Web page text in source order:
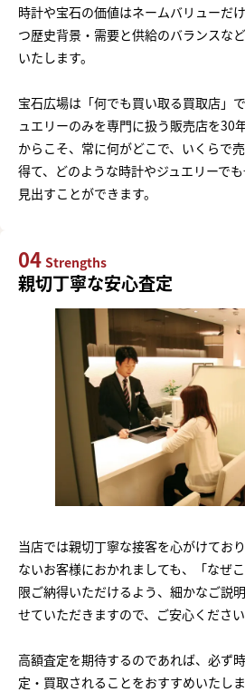
時計や宝石の価値はネームバリューだ
つ歴史背景・需要と供給のバランスな
いたします。
宝石広場は「何でも買い取る買取店」
ュエリーのみを専門に扱う販売店を30
からこそ、常に何がどこで、いくらで
得て、どのような時計やジュエリーで
見出すことができます。
04 Strengths
親切丁寧な安心査定
当店では親切丁寧な接客を心がけてお
ないお客様におかれましても、「なぜ
限ご納得いただけるよう、細かなご説
せていただきますので、ご安心ください
高額査定を期待するのであれば、必ず
定・買取されることをおすすめいたし